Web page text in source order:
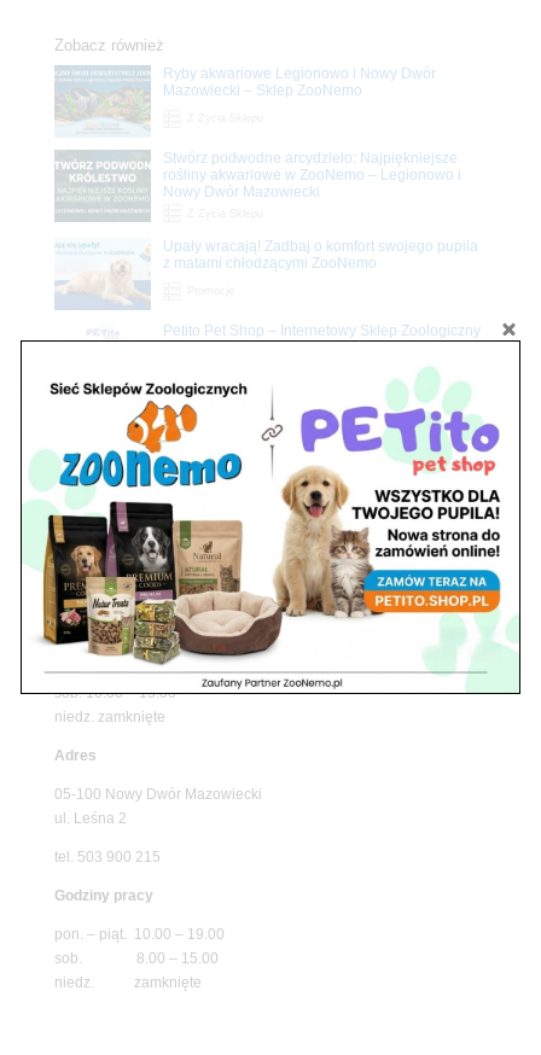
Zobacz również
Ryby akwariowe Legionowo i Nowy Dwór
Mazowiecki – Sklep ZooNemo
Stwórz podwodne arcydzieło: Najpiękniejsze
rośliny akwariowe w ZooNemo – Legionowo i
Nowy Dwór Mazowiecki
Upały wracają! Zadbaj o komfort swojego pupila
z matami chłodzącymi ZooNemo
Petito Pet Shop – Internetowy Sklep Zoologiczny
Online! Wszystko Dla Twojego Pupila | ZooNemo
Znajdź nas
Adres
05-120 Legionowo
ul. Piłsudskiego 31,
pawilon 134
tel./fax. 22 784 71 96
Godziny pracy
pon. – piąt. 10.00 – 19.00
sob. 10.00 – 15.00
niedz. zamknięte
Adres
05-100 Nowy Dwór Mazowiecki
ul. Leśna 2
tel. 503 900 215
Godziny pracy
pon. – piąt. 10.00 – 19.00
sob. 8.00 – 15.00
niedz. zamknięte